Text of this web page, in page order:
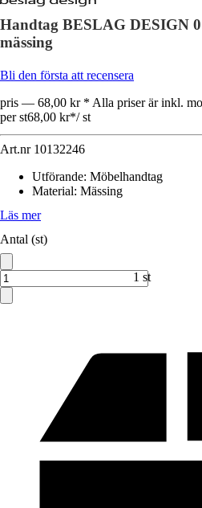
Handtag BESLAG DESIGN
mässing
Bli den första att recensera
pris — 68,00 kr * Alla priser är inkl.
per st68,00 kr*/ st
Art.nr 10132246
Utförande: Möbelhandtag
Material: Mässing
Läs mer
Antal (st)
1 st